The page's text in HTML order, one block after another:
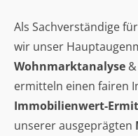
Als Sachverständige
wir unser
Wohnmarktanalyse &
ermitteln einen fairen
Immobilienwert-
unserer ausgeprägten